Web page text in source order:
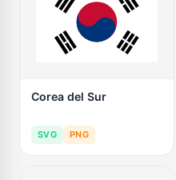
Corea del Sur
SVG PNG